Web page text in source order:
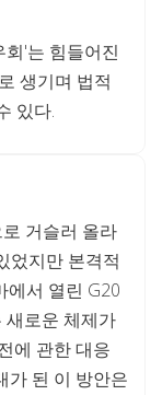
'는 힘들어진
생기며 법적
있다.
거슬러 올라
었지만 본격적
에서 열린 G20
새로운 체제가
에 관한 대응
가 된 이 방안은